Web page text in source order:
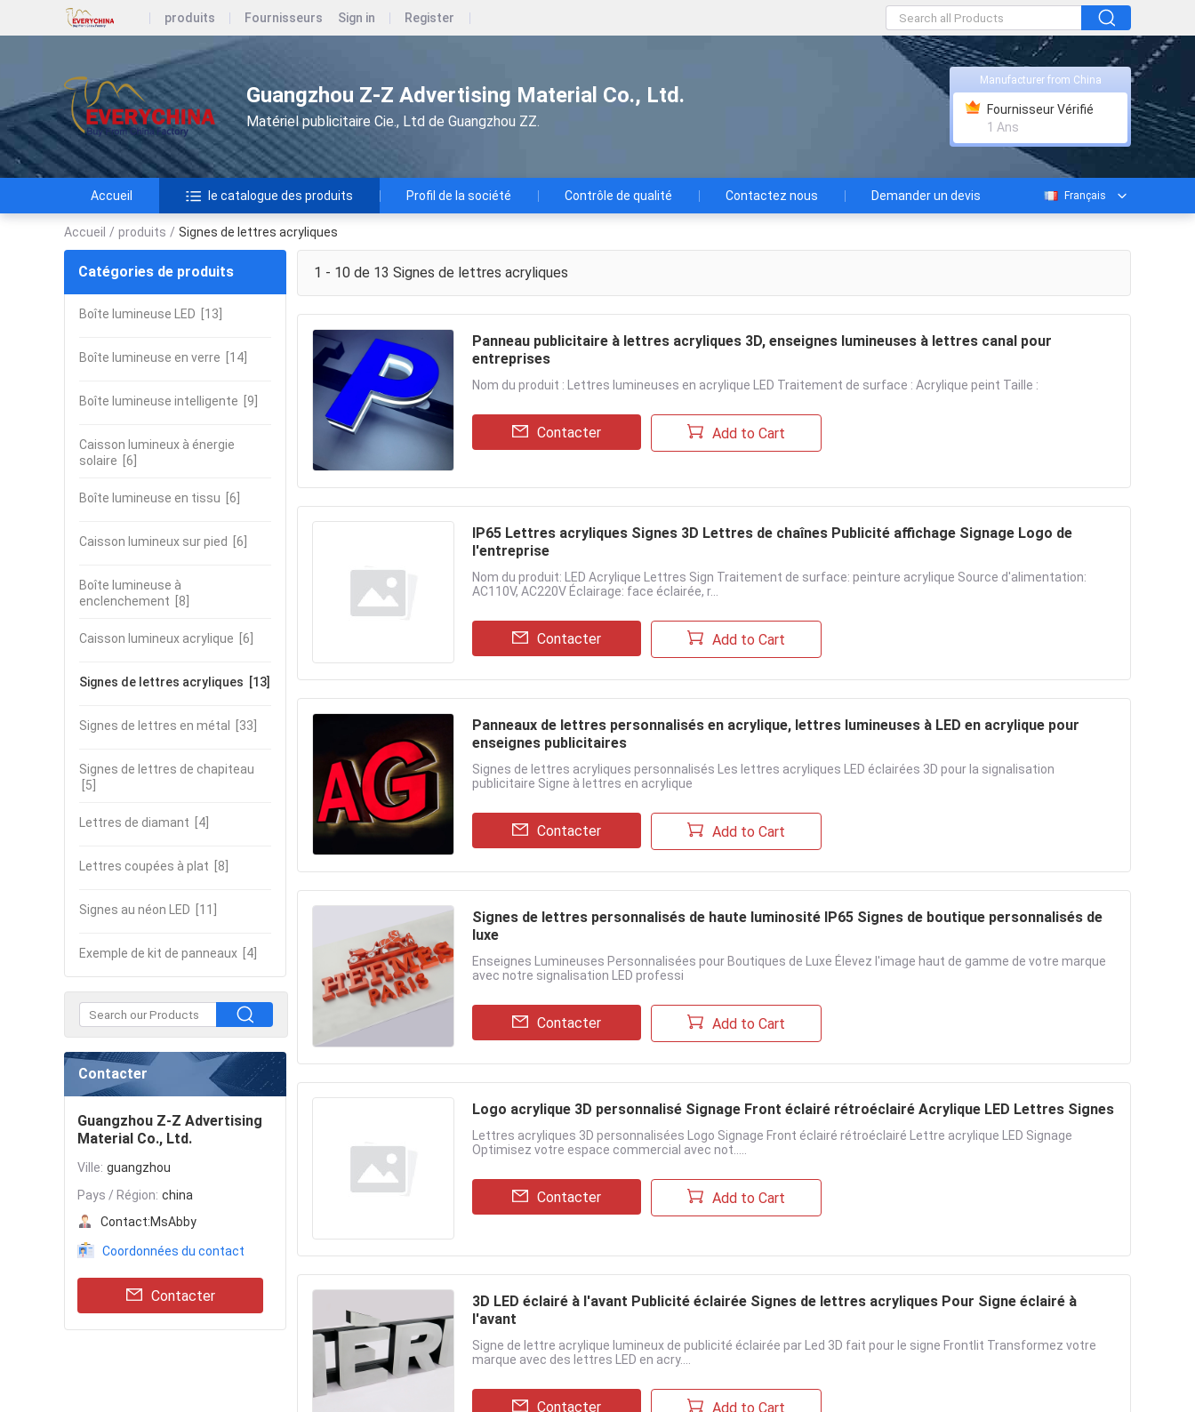
produits Fournisseurs Sign in Register
Guangzhou Z-Z Advertising Material Co., Ltd.
Matériel publicitaire Cie., Ltd de Guangzhou ZZ.
Manufacturer from China
Fournisseur Vérifié
1 Ans
Accueil le catalogue des produits Profil de la société Contrôle de qualité Contactez nous Demander un devis Français
Accueil / produits / Signes de lettres acryliques
Catégories de produits
Boîte lumineuse LED [13]
Boîte lumineuse en verre [14]
Boîte lumineuse intelligente [9]
Caisson lumineux à énergie
solaire [6]
Boîte lumineuse en tissu [6]
Caisson lumineux sur pied [6]
Boîte lumineuse à
enclenchement [8]
Caisson lumineux acrylique [6]
Signes de lettres acryliques [13]
Signes de lettres en métal [33]
Signes de lettres de chapiteau
[5]
Lettres de diamant [4]
Lettres coupées à plat [8]
Signes au néon LED [11]
Exemple de kit de panneaux [4]
Contacter
Guangzhou Z-Z Advertising
Material Co., Ltd.
Ville: guangzhou
Pays / Région: china
Contact:MsAbby
Coordonnées du contact
Contacter
1 - 10 de 13 Signes de lettres acryliques
Panneau publicitaire à lettres acryliques 3D, enseignes lumineuses à lettres canal pour
entreprises
Nom du produit : Lettres lumineuses en acrylique LED Traitement de surface : Acrylique peint Taille :
Contacter Add to Cart
IP65 Lettres acryliques Signes 3D Lettres de chaînes Publicité affichage Signage Logo de
l'entreprise
Nom du produit: LED Acrylique Lettres Sign Traitement de surface: peinture acrylique Source d'alimentation:
AC110V, AC220V Éclairage: face éclairée, r...
Contacter Add to Cart
Panneaux de lettres personnalisés en acrylique, lettres lumineuses à LED en acrylique pour
enseignes publicitaires
Signes de lettres acryliques personnalisés Les lettres acryliques LED éclairées 3D pour la signalisation
publicitaire Signe à lettres en acrylique
Contacter Add to Cart
Signes de lettres personnalisés de haute luminosité IP65 Signes de boutique personnalisés de
luxe
Enseignes Lumineuses Personnalisées pour Boutiques de Luxe Élevez l'image haut de gamme de votre marque
avec notre signalisation LED professi
Contacter Add to Cart
Logo acrylique 3D personnalisé Signage Front éclairé rétroéclairé Acrylique LED Lettres Signes
Lettres acryliques 3D personnalisées Logo Signage Front éclairé rétroéclairé Lettre acrylique LED Signage
Optimisez votre espace commercial avec not.....
Contacter Add to Cart
3D LED éclairé à l'avant Publicité éclairée Signes de lettres acryliques Pour Signe éclairé à
l'avant
Signe de lettre acrylique lumineux de publicité éclairée par Led 3D fait pour le signe Frontlit Transformez votre
marque avec des lettres LED en acry....
Contacter Add to Cart